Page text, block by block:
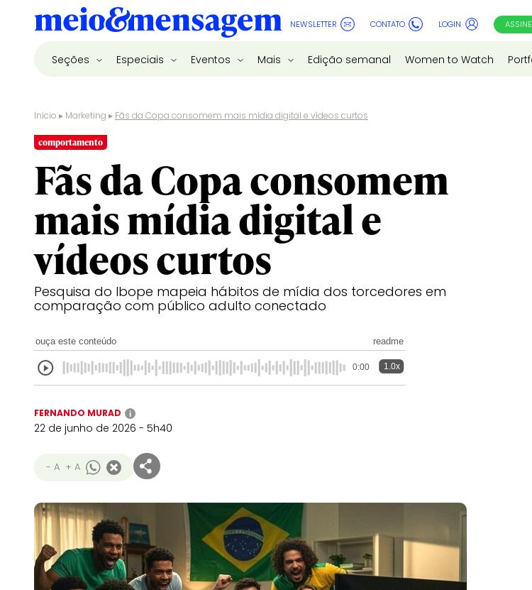
NEWSLETTER CONTATO LOGIN ASSINE
Seções Especiais Eventos Mais Edição semanal Women to Watch
Início ▸ Marketing ▸ Fãs da Copa consomem mais mídia digital e vídeos curtos
comportamento
Fãs da Copa consomem
mais mídia digital e
vídeos curtos
Pesquisa do Ibope mapeia hábitos de mídia dos torcedores em
comparação com público adulto conectado
ouça este conteúdo readme
0:00 1.0x
FERNANDO MURAD i
22 de junho de 2026 - 5h40
- A + A